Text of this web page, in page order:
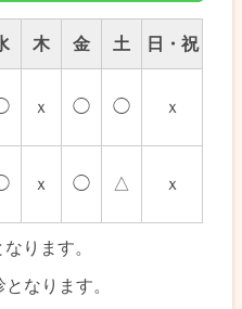
木 金 土 日・祝
ｘ ◯ ◯ ｘ
ｘ ◯ △ ｘ
ります。
なります。